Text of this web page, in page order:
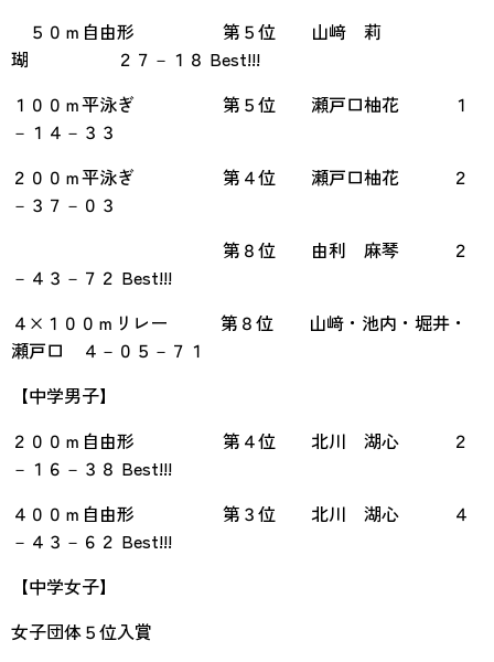
５０ｍ自由形 第５位 山﨑 莉
瑚 ２７－１８ Best!!!
１００ｍ平泳ぎ 第５位 瀬戸口柚花 １
－１４－３３
２００ｍ平泳ぎ 第４位 瀬戸口柚花 ２
－３７－０３
第８位 由利 麻琴 ２
－４３－７２ Best!!!
４×１００ｍリレー 第８位 山﨑・池内・堀井・
瀬戸口 ４－０５－７１
【中学男子】
２００ｍ自由形 第４位 北川 湖心 ２
－１６－３８ Best!!!
４００ｍ自由形 第３位 北川 湖心 ４
－４３－６２ Best!!!
【中学女子】
女子団体５位入賞